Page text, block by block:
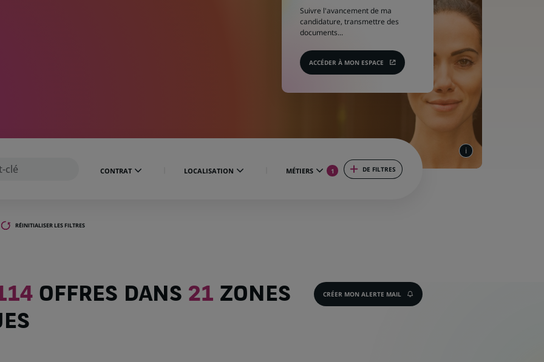
Suivre l'avancement de ma
candidature, transmettre des
documents...
ACCÉDER À MON ESPACE
nouvel
onglet)
CONTRAT LOCALISATION MÉTIERS 1 DE FILTRES
RÉINITIALISER LES FILTRES
OFFRES DANS 21 ZONES
CRÉER MON ALERTE MAIL